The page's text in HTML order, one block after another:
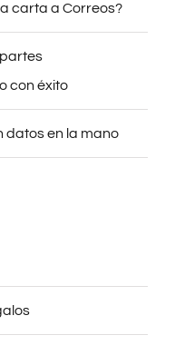
carta a Correos?
con éxito
datos en la mano